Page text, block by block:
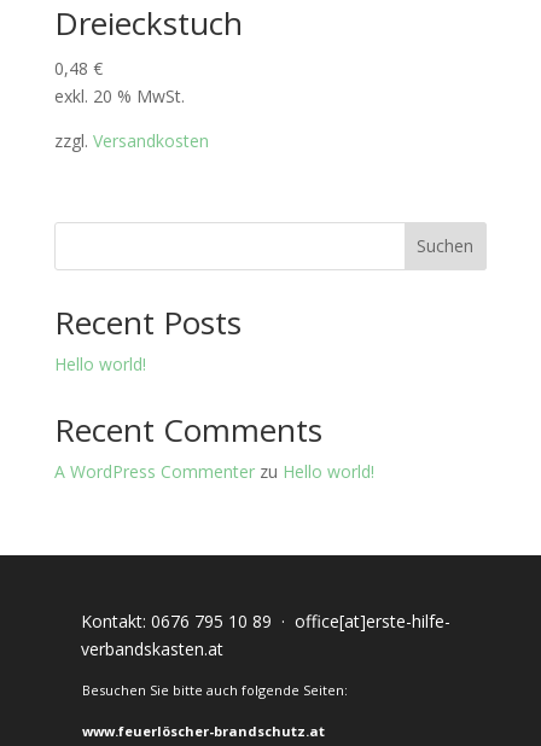
Dreieckstuch
0,48 €
exkl. 20 % MwSt.
zzgl. Versandkosten
Suchen
Recent Posts
Hello world!
Recent Comments
A WordPress Commenterzu Hello world!
Kontakt: 0676 795 10 89 · office[at]erste-hilfe-
verbandskasten.at
Besuchen Sie bitte auch folgende Seiten:
www.feuerlöscher-brandschutz.at